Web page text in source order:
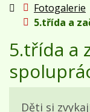
Úvodní stránka
Fotogalerie
5.třída a
5.třída a
Děti si